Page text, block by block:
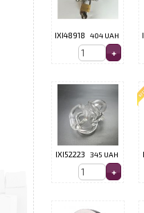
IXI48918 404 UAH
IXI52223 345 UAH